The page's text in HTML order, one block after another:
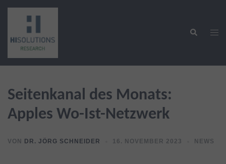
Zum
springen
Suche
Seitenkanal des Monats:
Apples Wo-Ist-Netzwerk
VON DR. JÖRG SCHNEIDER 16. NOVEMBER 2023 NEWS